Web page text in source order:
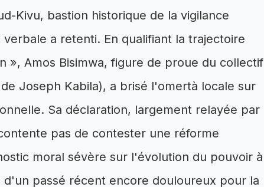
Kivu, bastion historique de la vigilance
a retenti. En qualifiant la trajectoire
», Amos Bisimwa, figure de proue du collectif
Joseph Kabila), a brisé l'omertà locale sur
Sa déclaration, largement relayée par
pas de contester une réforme
moral sévère sur l'évolution du pouvoir à
d'un passé récent encore douloureux pour la